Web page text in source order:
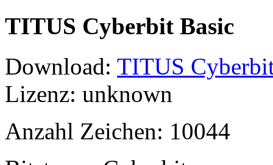
TITUS Cyberbit Basic
Download: TITUS
Lizenz: unknown
Anzahl Zeichen: 10044